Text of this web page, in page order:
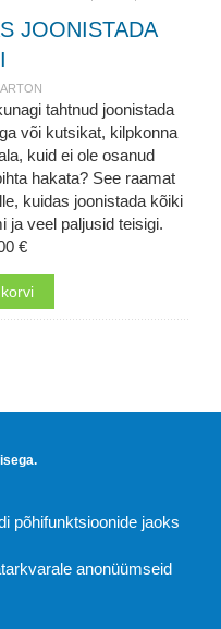
JOONISTADA
tahtnud joonistada
või kutsikat, kilpkonna
kuid ei ole osanud
hakata? See raamat
kuidas joonistada kõiki
ja veel paljusid teisigi.
€
põhifunktsioonide jaoks
anonüümseid